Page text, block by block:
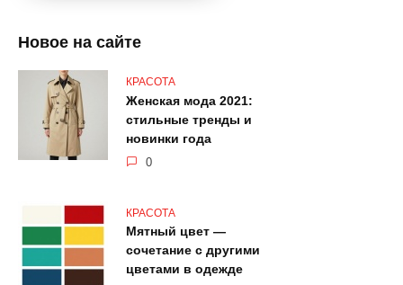
Новое на сайте
КРАСОТА
Женская мода 2021:
стильные тренды и
новинки года
0
КРАСОТА
Мятный цвет —
сочетание с другими
цветами в одежде